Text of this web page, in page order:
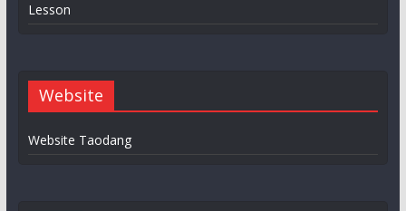
Lesson
Website
Website Taodang